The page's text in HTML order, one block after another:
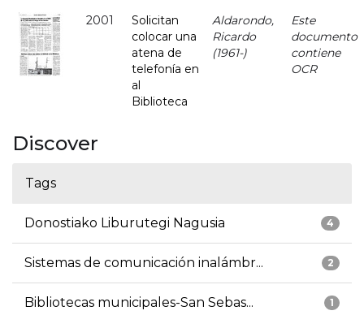
2001
Solicitan
colocar una
atena de
telefonía en
al
Biblioteca
Aldarondo,
Ricardo
(1961-)
Este
documento
contiene
OCR
Discover
Tags
4
Donostiako Liburutegi Nagusia
2
Sistemas de comunicación inalámbr...
1
Bibliotecas municipales-San Sebas...